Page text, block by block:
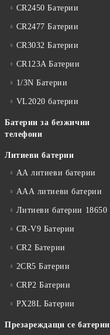
CR2450 Батерии
CR2477 Батерии
CR3032 Батерии
CR123A Батерии
1/3N Батерии
VL2020 батерии
Батерии за безжични
телефони
Литиеви батерии
АА литиеви батерии
ААА литиеви батерии
Литиеви батерии 18650
CR-V9 Батерии
CR2 Батерии
2CR5 Батерии
CRP2 Батерии
PX28L Батерии
Презареждащи се батерии